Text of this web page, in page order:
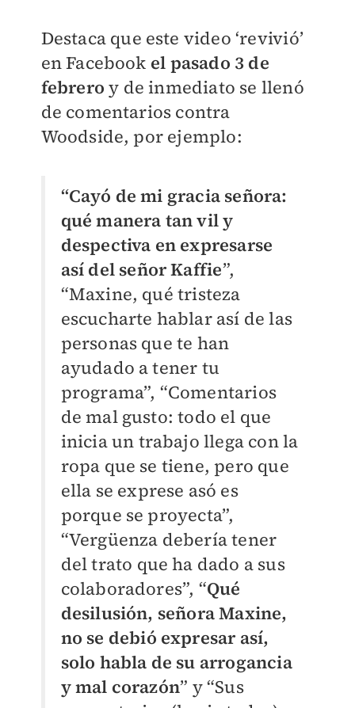
Destaca que este video ‘revivió’
en Facebook el pasado 3 de
febrero y de inmediato se llenó
de comentarios contra
Woodside, por ejemplo:
“Cayó de mi gracia señora:
qué manera tan vil y
despectiva en expresarse
así del señor Kaffie”,
“Maxine, qué tristeza
escucharte hablar así de las
personas que te han
ayudado a tener tu
programa”, “Comentarios
de mal gusto: todo el que
inicia un trabajo llega con la
ropa que se tiene, pero que
ella se exprese asó es
porque se proyecta”,
“Vergüenza debería tener
del trato que ha dado a sus
colaboradores”, “Qué
desilusión, señora Maxine,
no se debió expresar así,
solo habla de su arrogancia
y mal corazón” y “Sus